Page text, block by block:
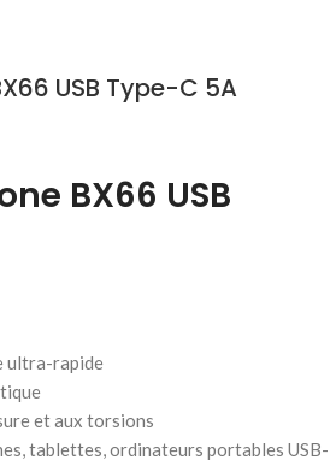
USB Type-C 5A
BX66 USB
ultra-rapide
et aux torsions
tablettes, ordinateurs portables USB-